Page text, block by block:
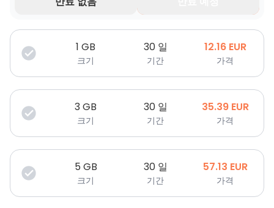
데이터는 제한된 기간 동안만 유효합니다.
1 GB
크기
30 일
기간
12.16 EUR
가격
3GB
크기
30 일
기간
35.39 EUR
가격
5 GB
크기
30 일
기간
57.13 EUR
가격